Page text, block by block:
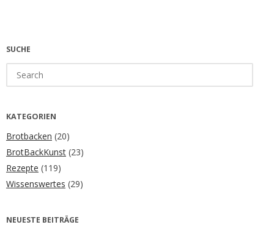
SUCHE
for:
KATEGORIEN
Brotbacken (20)
BrotBackKunst (23)
Rezepte (119)
Wissenswertes (29)
NEUESTE BEITRÄGE